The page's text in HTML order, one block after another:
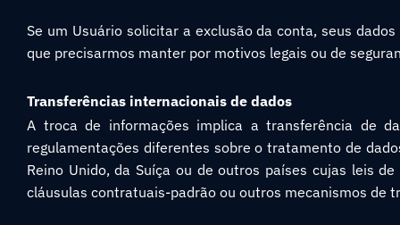
Se um Usuário solicitar a exclusão da conta, seus
que precisarmos manter por motivos legais ou de
Transferências internacionais de dados
A troca de informações implica a transferência de
regulamentações diferentes sobre o tratamento de
Reino Unido, da Suíça ou de outros países cujas leis
cláusulas contratuais-padrão ou outros mecanismos de